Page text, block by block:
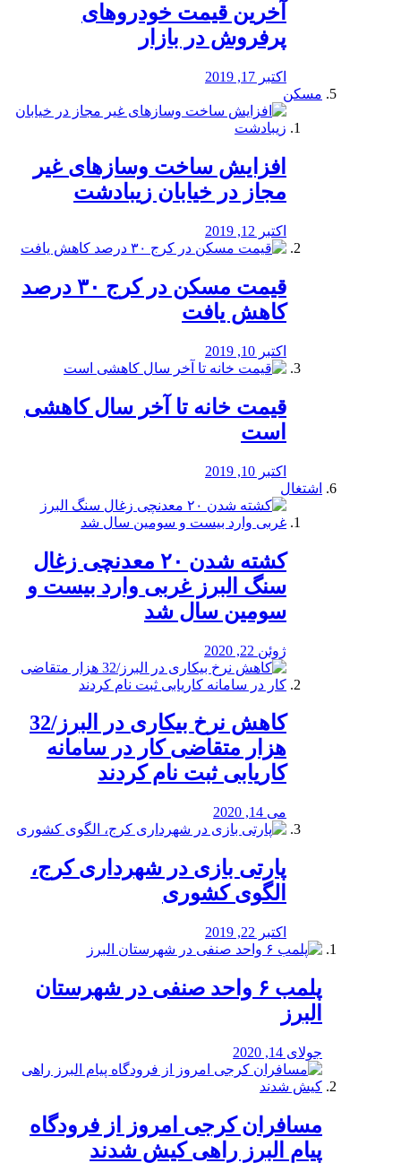
آخرین قیمت خودرو‌های
پرفروش در بازار
اکتبر 17, 2019
مسکن
افزایش ساخت وسازهای غیر
مجاز در خیابان زیبادشت
اکتبر 12, 2019
️قیمت مسکن در کرج ۳۰ درصد
کاهش یافت
اکتبر 10, 2019
قیمت خانه تا آخر سال کاهشی
است
اکتبر 10, 2019
اشتغال
کشته شدن ۲۰ معدنچی زغال
سنگ البرز غربی وارد بیست و
سومین سال شد
ژوئن 22, 2020
کاهش نرخ بیکاری در البرز/32
هزار متقاضی کار در سامانه
کاریابی ثبت نام کردند
می 14, 2020
پارتی بازی در شهرداری کرج،
الگوی کشوری
اکتبر 22, 2019
پلمب ۶ واحد صنفی در شهرستان
البرز
جولای 14, 2020
مسافران کرجی امروز از فرودگاه
پیام البرز راهی کیش شدند